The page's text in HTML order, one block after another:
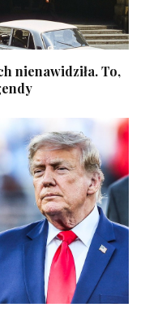
nienawidziła. To,